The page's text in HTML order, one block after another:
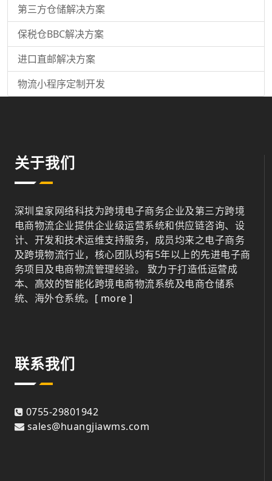
第三方仓储解决方案
保税仓BBC解决方案
进口直邮解决方案
物流小程序定制开发
关于我们
深圳皇家网络科技为跨境电子商务企业及第三方跨境
电商物流企业提供企业级运营系统和供应链咨询、设
计、开发和技术运维支持服务，成员均来之电子商务
及跨境物流行业，核心团队均有5年以上的先进电子商
务项目及电商物流管理经验。 致力于打造低运营成
本、高效的智能化跨境电商物流系统及电商仓储系
统、海外仓系统。 [ more ]
联系我们
0755-29801942
sales@huangjiawms.com